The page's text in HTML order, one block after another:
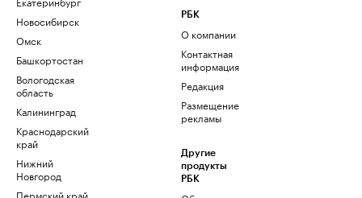
Новосибирск
Омск
Башкортостан
Вологодская
область
Калининград
Краснодарский
край
Нижний
Новгород
Пермский край
РБК
О компании
Контактная
информация
Редакция
Размещение
рекламы
Другие
продукты
РБК